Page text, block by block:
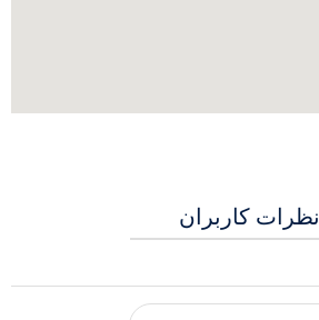
نظرات کاربران